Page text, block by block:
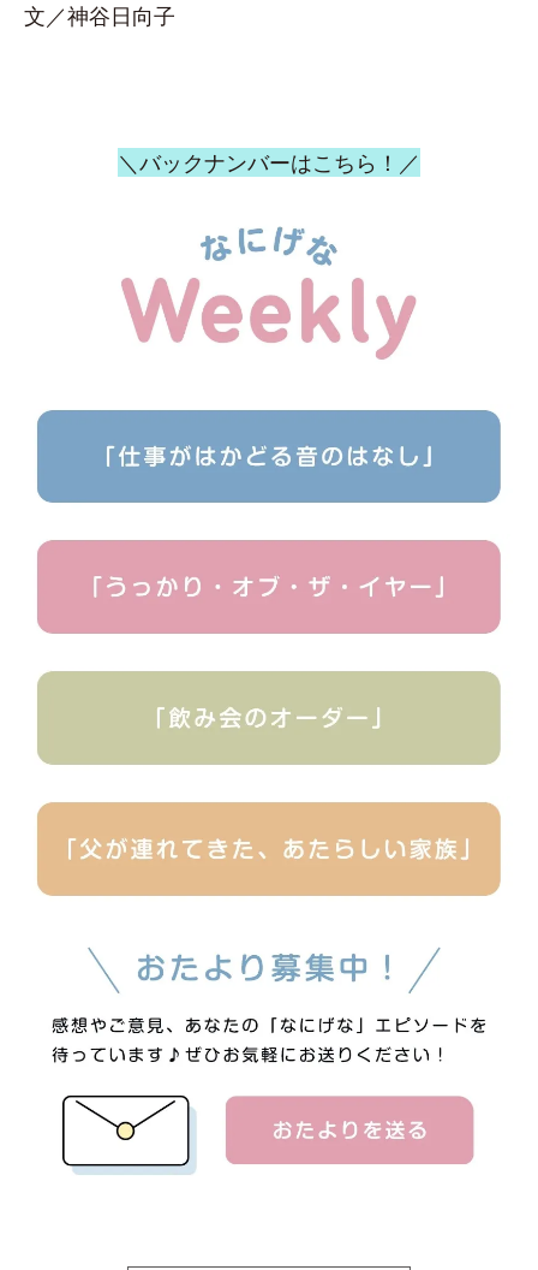
文／神谷日向子
＼バックナンバーはこちら！／